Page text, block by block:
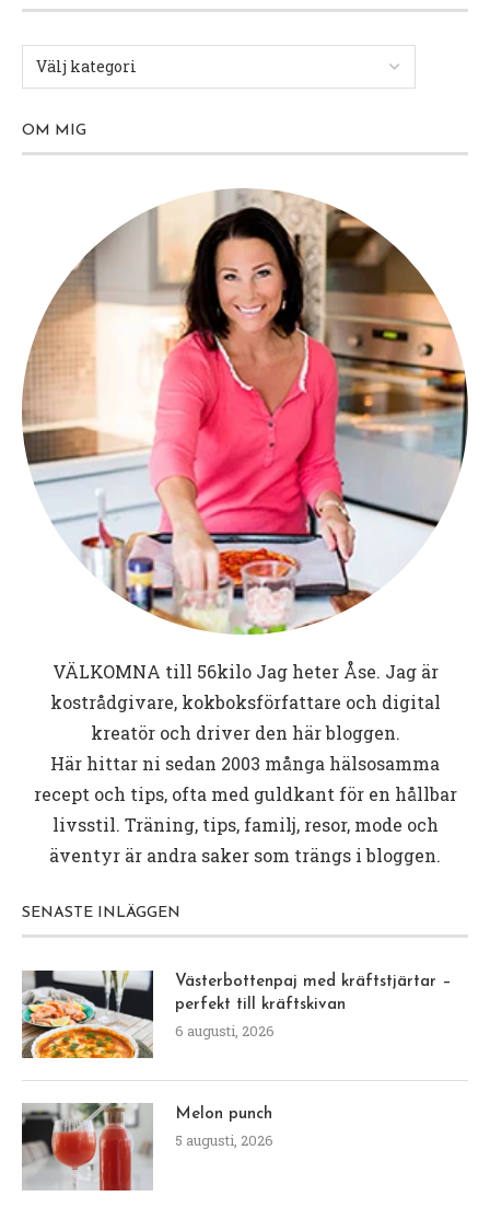
OM MIG
VÄLKOMNA till 56kiloJag heter Åse. Jag är
kostrådgivare, kokboksförfattare och digital
kreatör och driver den här bloggen.
Här hittar ni sedan 2003 många hälsosamma
recept och tips, ofta med guldkant för en hållbar
livsstil. Träning, tips, familj, resor, mode och
äventyr är andra saker som trängs i bloggen.
SENASTE INLÄGGEN
Västerbottenpaj med kräftstjärtar –
perfekt till kräftskivan
6 augusti, 2026
Melon punch
5 augusti, 2026